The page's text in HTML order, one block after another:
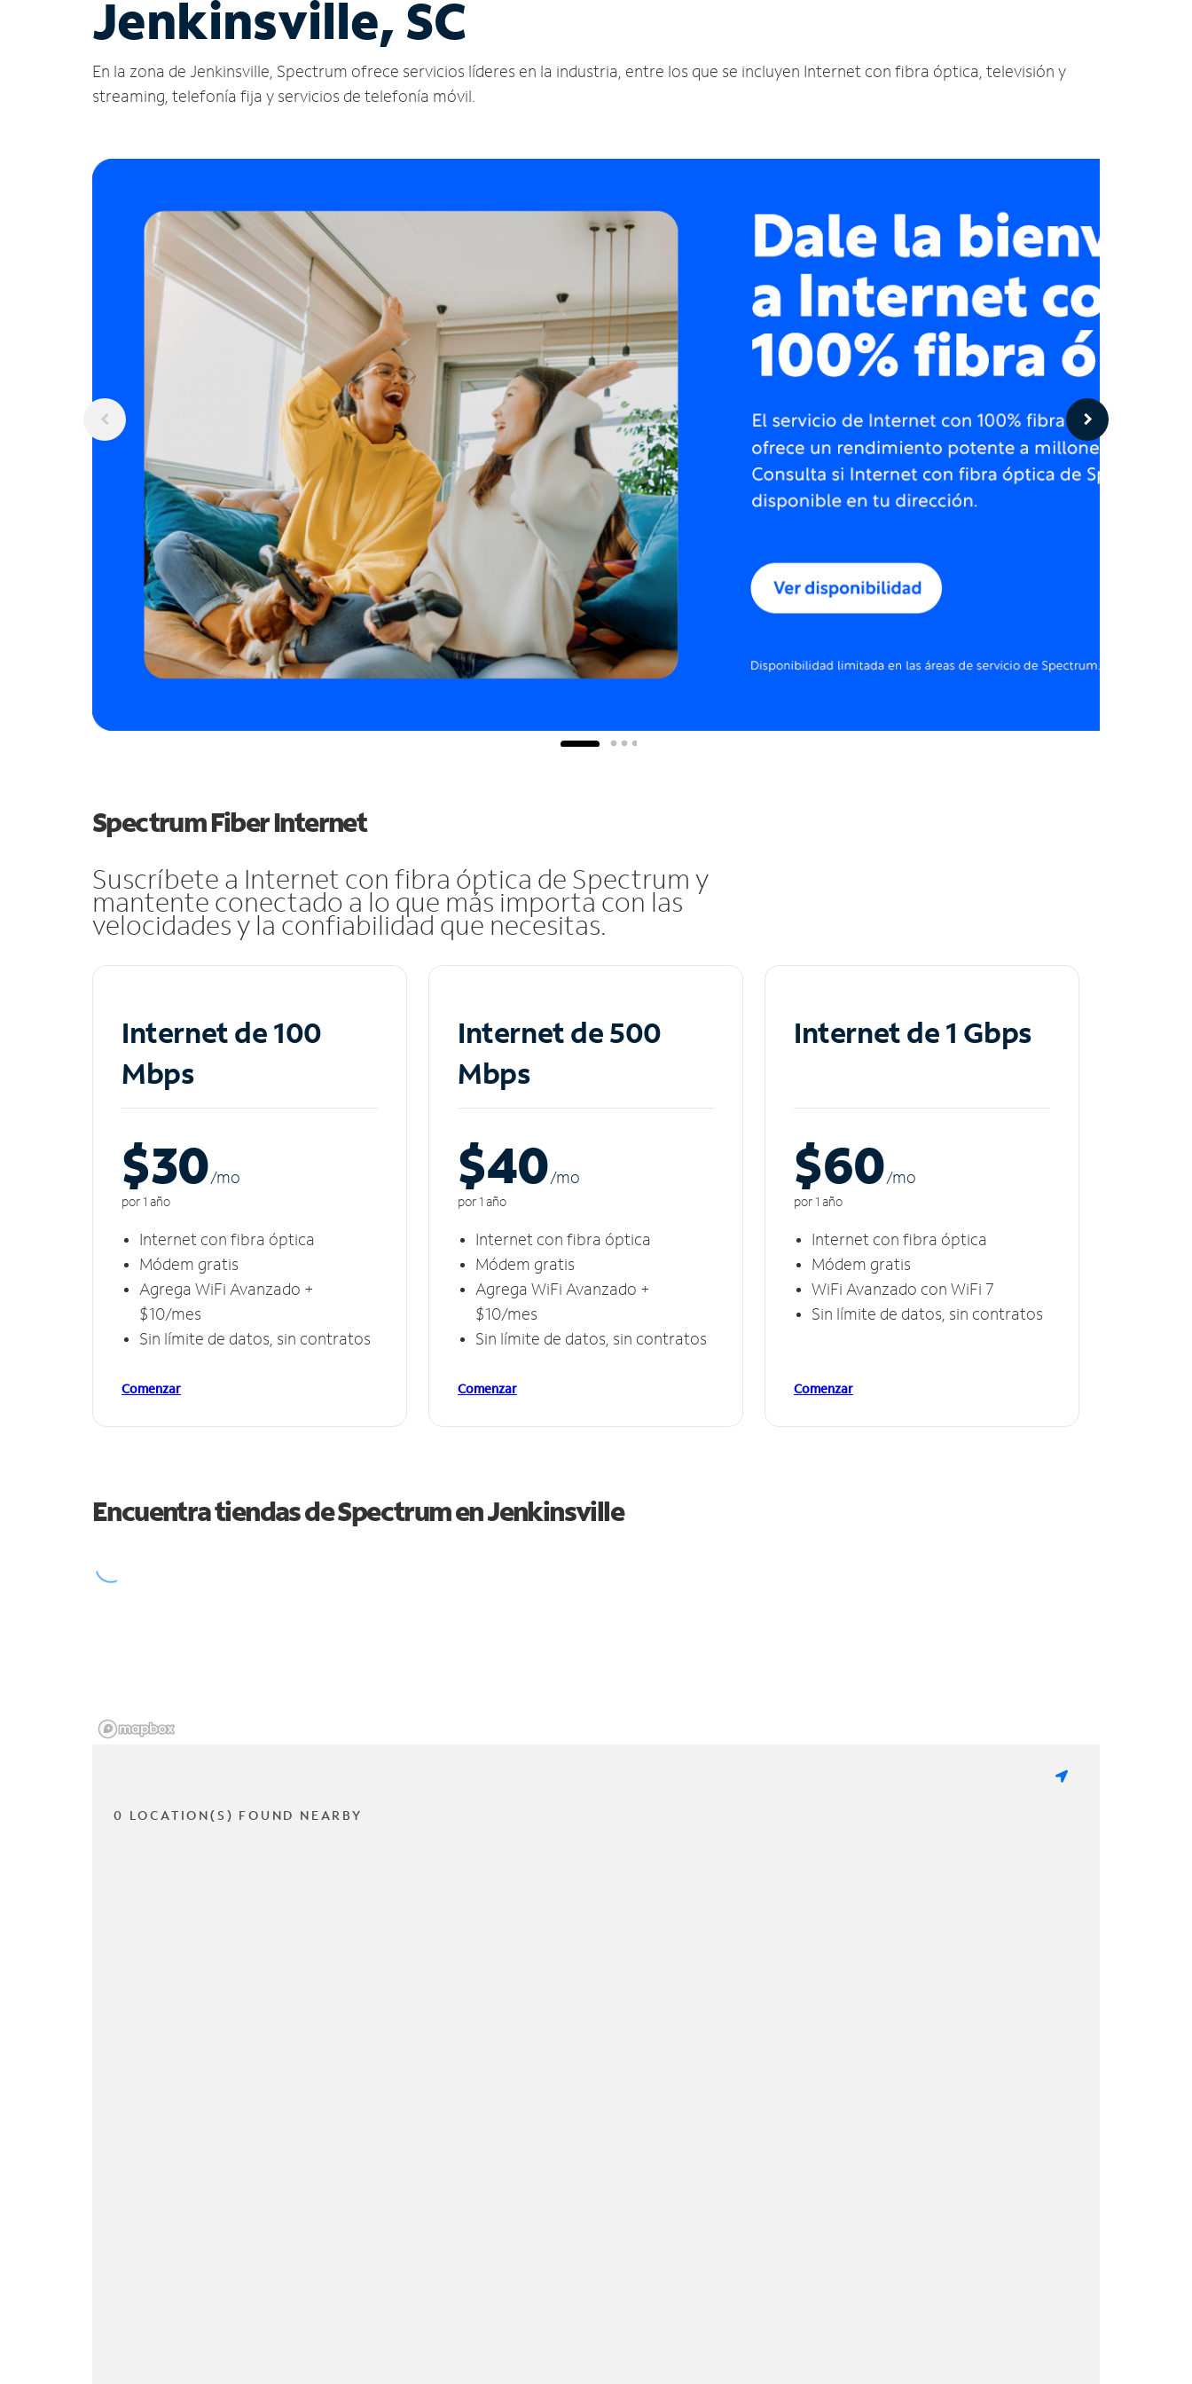
Jenkinsville, SC
En la zona de Jenkinsville, Spectrum ofrece servicios líderes en la industria, entre los que se incluyen Internet con fibra óptica, televisión y
streaming, telefonía fija y servicios de telefonía móvil.
Spectrum Fiber Internet
Suscríbete a Internet con fibra óptica de Spectrum y
mantente conectado a lo que más importa con las
velocidades y la confiabilidad que necesitas.
Internet de 100
Mbps
$30/mo
por 1 año
Internet con fibra óptica
Módem gratis
Agrega WiFi Avanzado +
$10/mes
Sin límite de datos, sin contratos
Comenzar
Internet de 500
Mbps
$40/mo
por 1 año
Internet con fibra óptica
Módem gratis
Agrega WiFi Avanzado +
$10/mes
Sin límite de datos, sin contratos
Comenzar
Internet de 1 Gbps
$60/mo
por 1 año
Internet con fibra óptica
Módem gratis
WiFi Avanzado con WiFi 7
Sin límite de datos, sin contratos
Comenzar
Encuentra tiendas de Spectrum enJenkinsville
0 LOCATION(S) FOUND NEARBY